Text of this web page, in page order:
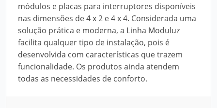
módulos e placas para interruptores disponíveis
nas dimensões de 4 x 2 e 4 x 4. Considerada uma
solução prática e moderna, a Linha Moduluz
facilita qualquer tipo de instalação, pois é
desenvolvida com características que trazem
funcionalidade. Os produtos ainda atendem
todas as necessidades de conforto.